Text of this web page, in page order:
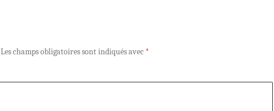
Les champs obligatoires sont indiqués avec *